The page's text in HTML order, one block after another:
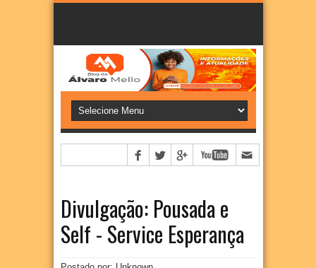
Divulgação: Pousada e
Self - Service Esperança